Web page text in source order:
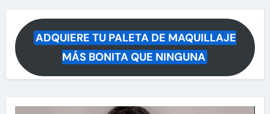
ADQUIERE TU PALETA DE MAQUILLAJE
MÁS BONITA QUE NINGUNA